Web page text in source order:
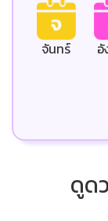
จันทร์ อั
ดูด